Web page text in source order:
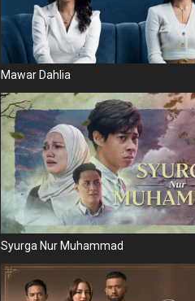
Mawar Dahlia
Syurga Nur Muhammad